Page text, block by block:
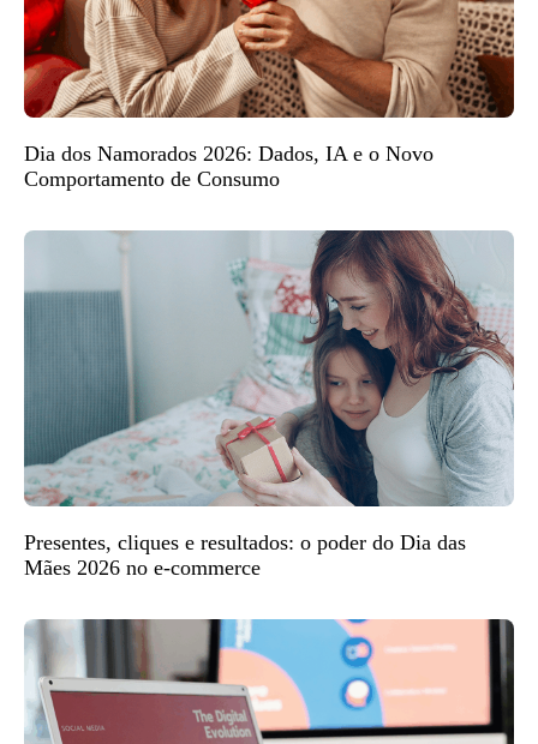
Dia dos Namorados 2026: Dados, IA e o Novo
Comportamento de Consumo
Presentes, cliques e resultados: o poder do Dia das
Mães 2026 no e-commerce